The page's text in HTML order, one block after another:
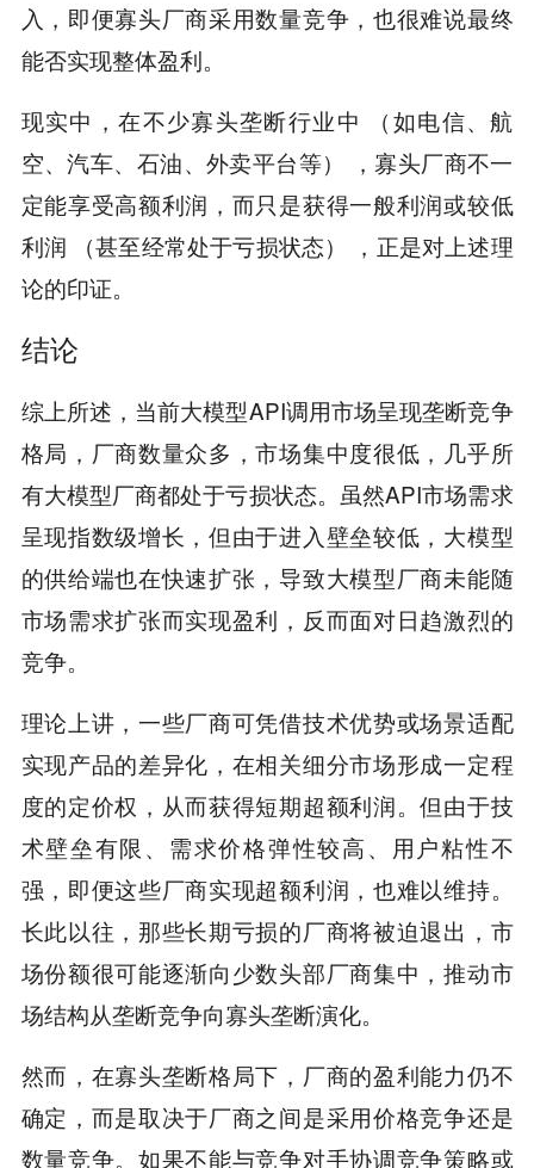
入，即便寡头厂商采用数量竞争，也很难说最终
能否实现整体盈利。
现实中，在不少寡头垄断行业中 （如电信、航
空、汽车、石油、外卖平台等） ，寡头厂商不一
定能享受高额利润，而只是获得一般利润或较低
利润 （甚至经常处于亏损状态） ，正是对上述理
论的印证。
结论
综上所述，当前大模型API调用市场呈现垄断竞争
格局，厂商数量众多，市场集中度很低，几乎所
有大模型厂商都处于亏损状态。虽然API市场需求
呈现指数级增长，但由于进入壁垒较低，大模型
的供给端也在快速扩张，导致大模型厂商未能随
市场需求扩张而实现盈利，反而面对日趋激烈的
竞争。
理论上讲，一些厂商可凭借技术优势或场景适配
实现产品的差异化，在相关细分市场形成一定程
度的定价权，从而获得短期超额利润。但由于技
术壁垒有限、需求价格弹性较高、用户粘性不
强，即便这些厂商实现超额利润，也难以维持。
长此以往，那些长期亏损的厂商将被迫退出，市
场份额很可能逐渐向少数头部厂商集中，推动市
场结构从垄断竞争向寡头垄断演化。
然而，在寡头垄断格局下，厂商的盈利能力仍不
确定，而是取决于厂商之间是采用价格竞争还是
数量竞争。如果不能与竞争对手协调竞争策略或